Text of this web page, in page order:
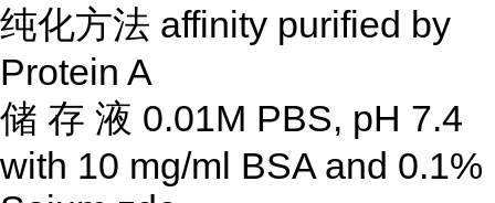
纯化方法 affinity purified by
Protein A
储 存 液 0.01M PBS, pH 7.4
with 10 mg/ml BSA and 0.1%